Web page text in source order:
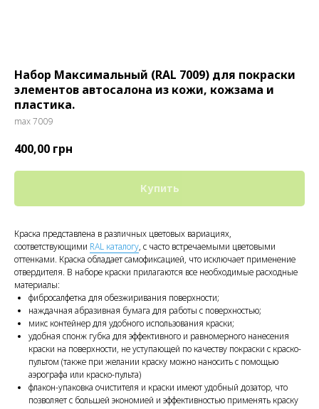
Набор Максимальный (RAL 7009) для покраски
элементов автосалона из кожи, кожзама и
пластика.
max 7009
400,00 грн
Купить
Краска представлена в различных цветовых вариациях,
соответствующими RAL каталогу, с часто встречаемыми цветовыми
оттенками. Краска обладает самофиксацией, что исключает применение
отвердителя. В наборе краски прилагаются все необходимые расходные
материалы:
фибросалфетка для обезжиривания поверхности;
наждачная абразивная бумага для работы с поверхностью;
микс контейнер для удобного использования краски;
удобная спонж губка для эффективного и равномерного нанесения
краски на поверхности, не уступающей по качеству покраски с краско-
пультом (также при желании краску можно наносить с помощью
аэрографа или краско-пульта)
флакон-упаковка очистителя и краски имеют удобный дозатор, что
позволяет с большей экономией и эффективностью применять краску